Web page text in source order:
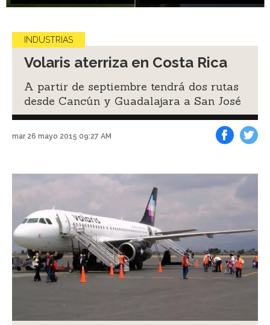
INDUSTRIAS
Volaris aterriza en Costa Rica
A partir de septiembre tendrá dos rutas
desde Cancún y Guadalajara a San José
mar 26 mayo 2015 09:27 AM